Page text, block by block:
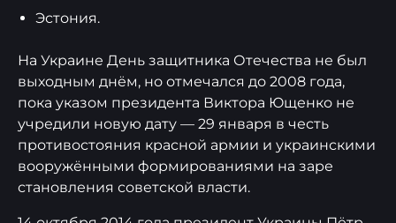
Эстония.
На Украине День защитника Отечества не был
выходным днём, но отмечался до 2008 года,
пока указом президента Виктора Ющенко не
учредили новую дату — 29 января в честь
противостояния красной армии и украинскими
вооружёнными формированиями на заре
становления советской власти.